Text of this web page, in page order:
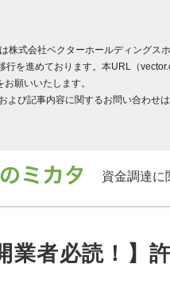
株式会社ベクターホールディングス
行を進めております。本URL（
願いいたします。
よび記事内容に関するお問い合わせ
資金調達に
業者必読！】